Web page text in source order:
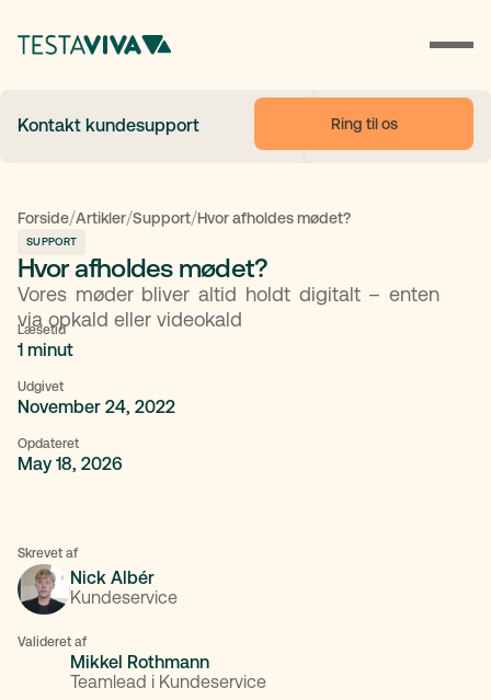
Kontakt kundesupport Ring til os
Forside/Artikler/Support/Hvor afholdes mødet?
SUPPORT
Hvor afholdes mødet?
Vores møder bliver altid holdt digitalt – enten
via opkald eller videokald
Læsetid
1 minut
Udgivet
November 24, 2022
Opdateret
May 18, 2026
Skrevet af
Nick Albér
Kundeservice
Valideret af
Mikkel Rothmann
Teamlead i Kundeservice